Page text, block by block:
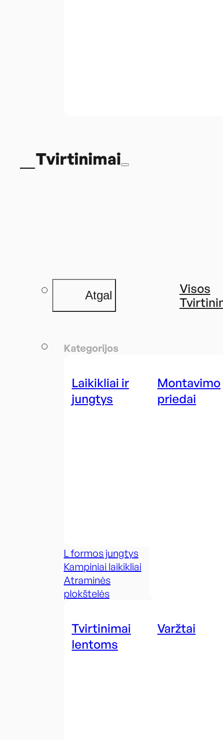
Tvirtinimai
Atgal
Visos
Kategorijos
Laikikliai ir
jungtys
L formos jungtys
Kampiniai laikikliai
Atraminės
plokštelės
Montavimo
priedai
Tvirtinimai
lentoms
Varžtai